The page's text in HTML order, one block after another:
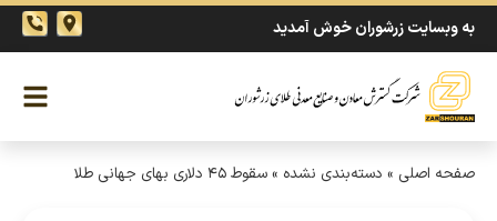
به وبسایت زرشوران خوش آمدید
صفحه اصلی » دسته‌بندی نشده »سقوط ۴۵ دلاری بهای جهانی طلا